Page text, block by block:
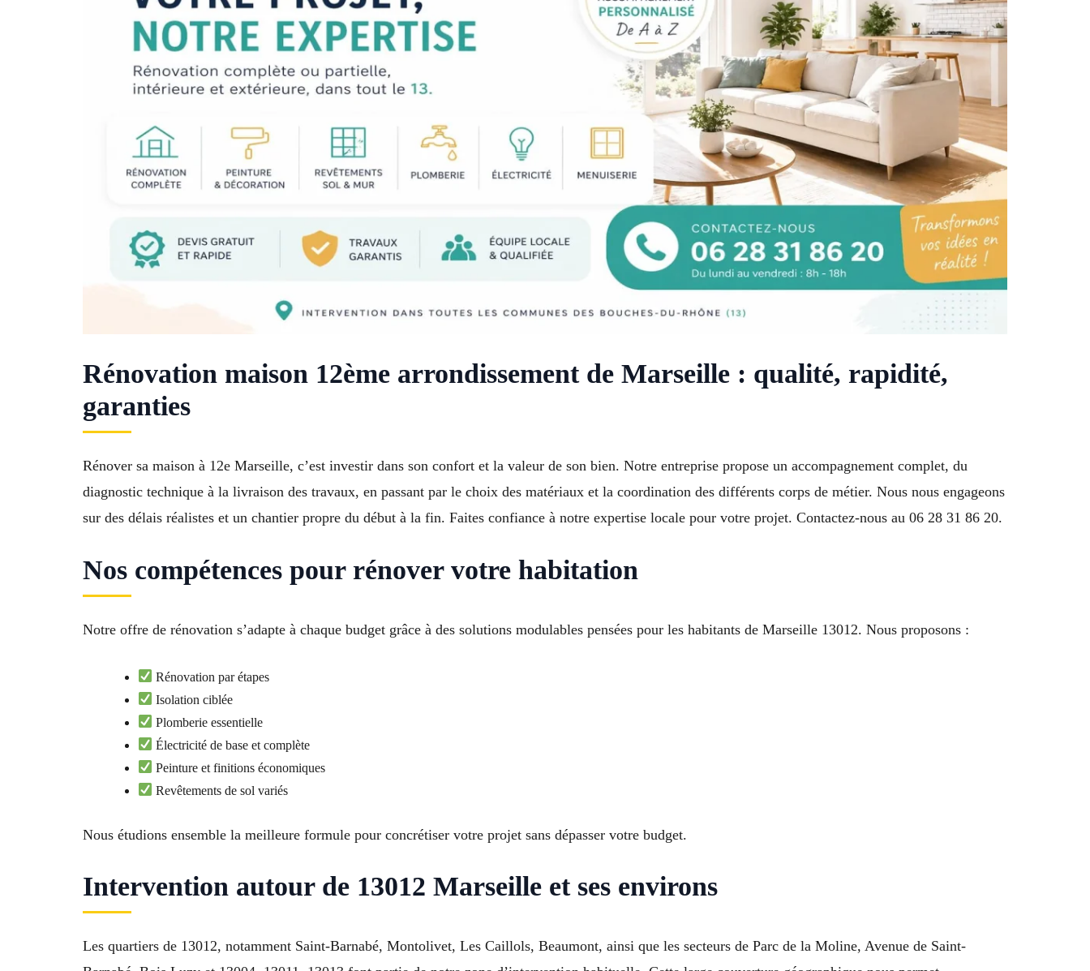
Rénovation maison 12ème arrondissement de Marseille : qualité, rapidité,
garanties
Rénover sa maison à 12e Marseille, c’est investir dans son confort et la valeur de son bien. Notre entreprise propose un accompagnement complet, du
diagnostic technique à la livraison des travaux, en passant par le choix des matériaux et la coordination des différents corps de métier. Nous nous engageons
sur des délais réalistes et un chantier propre du début à la fin. Faites confiance à notre expertise locale pour votre projet. Contactez-nous au 06 28 31 86 20.
Nos compétences pour rénover votre habitation
Notre offre de rénovation s’adapte à chaque budget grâce à des solutions modulables pensées pour les habitants de Marseille 13012. Nous proposons :
Rénovation par étapes
Isolation ciblée
Plomberie essentielle
Électricité de base et complète
Peinture et finitions économiques
Revêtements de sol variés
Nous étudions ensemble la meilleure formule pour concrétiser votre projet sans dépasser votre budget.
Intervention autour de 13012 Marseille et ses environs
Les quartiers de 13012, notamment Saint-Barnabé, Montolivet, Les Caillols, Beaumont, ainsi que les secteurs de Parc de la Moline, Avenue de Saint-